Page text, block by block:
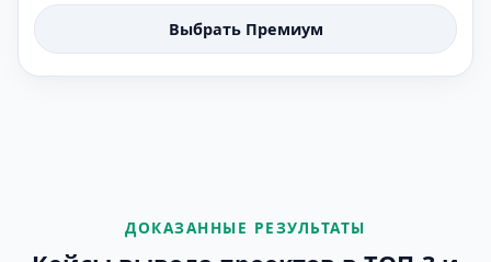
Выбрать Премиум
ДОКАЗАННЫЕ РЕЗУЛЬТАТЫ